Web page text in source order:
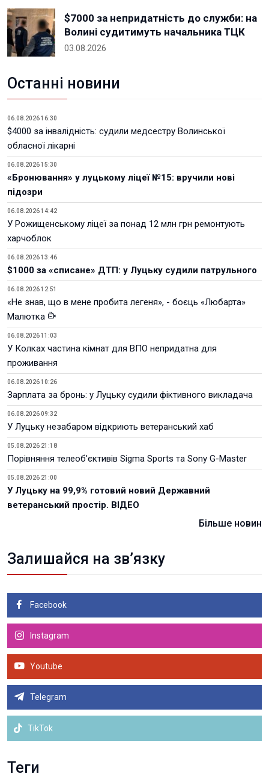
$7000 за непридатність до служби: на
Волині судитимуть начальника ТЦК
03.08.2026
Останні новини
06.08.2026 16:30
$4000 за інвалідність: судили медсестру Волинської
обласної лікарні
06.08.2026 15:30
«Бронювання» у луцькому ліцеї №15: вручили нові
підозри
06.08.2026 14:42
У Рожищенському ліцеї за понад 12 млн грн ремонтують
харчоблок
06.08.2026 13:46
$1000 за «списане» ДТП: у Луцьку судили патрульного
06.08.2026 12:51
«Не знав, що в мене пробита легеня», - боєць «Любарта»
Малютка
06.08.2026 11:03
У Колках частина кімнат для ВПО непридатна для
проживання
06.08.2026 10:26
Зарплата за бронь: у Луцьку судили фіктивного викладача
06.08.2026 09:32
У Луцьку незабаром відкриють ветеранський хаб
05.08.2026 21:18
Порівняння телеоб'єктивів Sigma Sports та Sony G-Master
05.08.2026 21:00
У Луцьку на 99,9% готовий новий Державний
ветеранський простір. ВІДЕО
Більше новин
Залишайся на зв’язку
Facebook
Instagram
Youtube
Telegram
TikTok
Теги